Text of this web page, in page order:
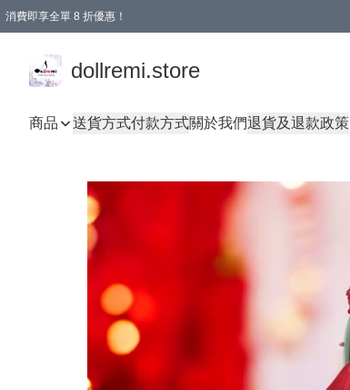
消費即享全單 8 折優惠！
dollremi.store
商品 送貨方式付款方式關於我們退貨及退款政策